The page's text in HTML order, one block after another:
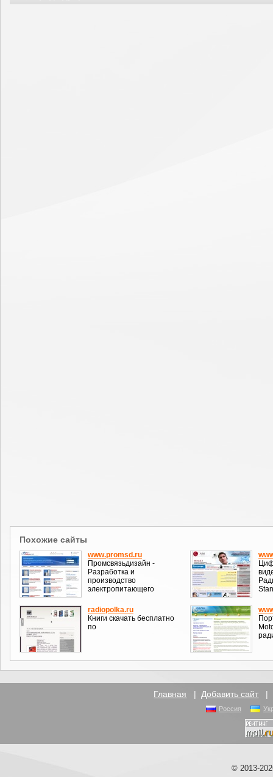
Похожие сайты
www.promsd.ru
Промсвязьдизайн -
Разработка и
производство
электропитающего
radiopolka.ru
Книги скачать бесплатно
по
Главная | Добавить сайт |
Россия
© 2013-